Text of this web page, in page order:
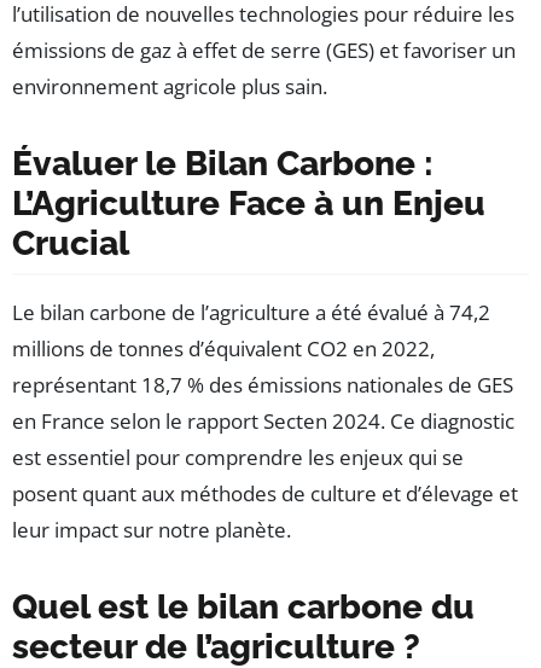
l’utilisation de nouvelles technologies pour réduire les
émissions de gaz à effet de serre (GES) et favoriser un
environnement agricole plus sain.
Évaluer le Bilan Carbone :
L’Agriculture Face à un Enjeu
Crucial
Le bilan carbone de l’agriculture a été évalué à 74,2
millions de tonnes d’équivalent CO2 en 2022,
représentant 18,7 % des émissions nationales de GES
en France selon le rapport Secten 2024. Ce diagnostic
est essentiel pour comprendre les enjeux qui se
posent quant aux méthodes de culture et d’élevage et
leur impact sur notre planète.
Quel est le bilan carbone du
secteur de l’agriculture ?